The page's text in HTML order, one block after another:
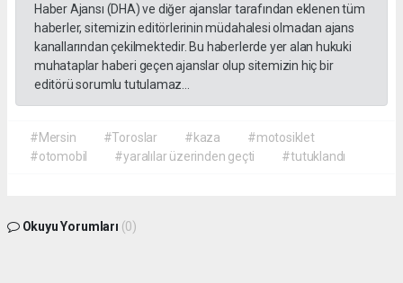
Haber Ajansı (DHA) ve diğer ajanslar tarafından eklenen tüm
haberler, sitemizin editörlerinin müdahalesi olmadan ajans
kanallarından çekilmektedir. Bu haberlerde yer alan hukuki
muhataplar haberi geçen ajanslar olup sitemizin hiç bir
editörü sorumlu tutulamaz...
#Mersin #Toroslar #kaza
#motosiklet
#otomobil
#yaralılar üzerinden geçti #tutuklandı
Okuyu Yorumları (0)